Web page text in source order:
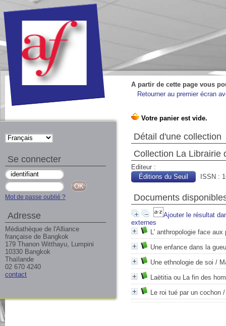
A partir de cette page vous
Retourner au premier écran
Détail d'une collection
Collection La Librairie
Editeur :
Éditions du Seuil
ISSN :
Documents
Ajouter le résultat
externes
L' anthropologie face
Une enfance dans la
Une ethnologie de soi /
Laëtitia ou La fin des
Le roi tué par un cochon /
Se connecter
Mot de passe oublié ?
Adresse
Médiathèque de l'Alliance
française de Bangkok
179 Thanon Witthayu, Lumpini
10330 Bangkok
Thaïlande
02 670 4240
contact